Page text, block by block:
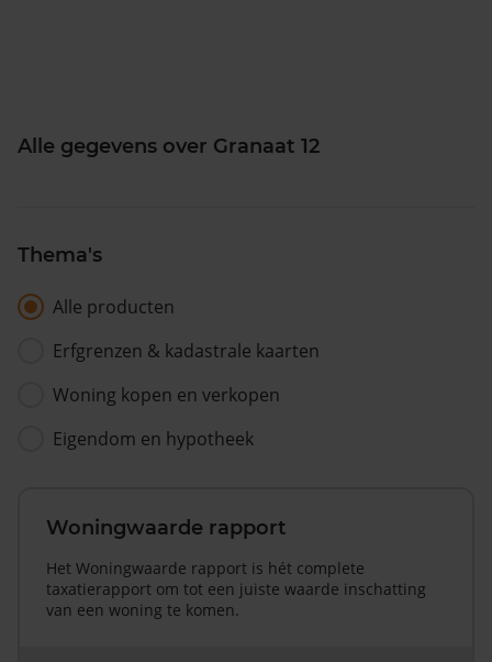
Alle gegevens over Granaat 12
Thema's
Alle producten
Erfgrenzen & kadastrale kaarten
Woning kopen en verkopen
Eigendom en hypotheek
Woningwaarde rapport
Het Woningwaarde rapport is hét complete
taxatierapport om tot een juiste waarde inschatting
van een woning te komen.